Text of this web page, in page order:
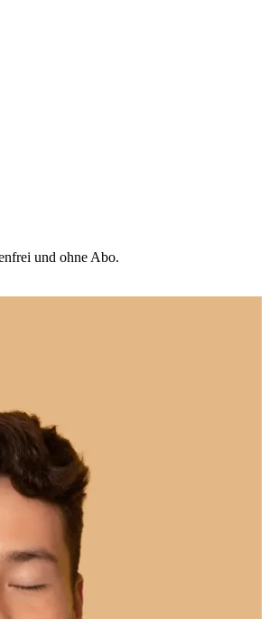
und ohne Abo.